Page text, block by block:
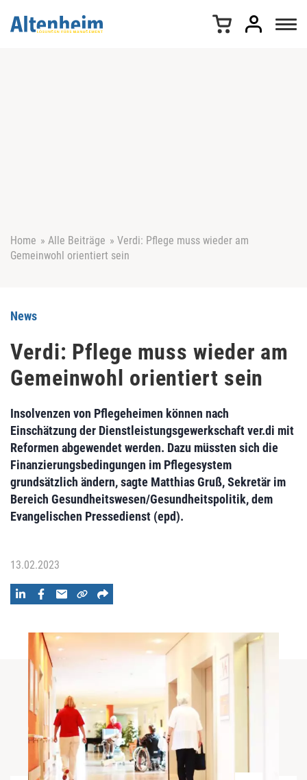
Home » Alle Beiträge » Verdi: Pflege muss wieder am
Gemeinwohl orientiert sein
News
Verdi: Pflege muss wieder am
Gemeinwohl orientiert sein
Insolvenzen von Pflegeheimen können nach
Einschätzung der Dienstleistungsgewerkschaft ver.di mit
Reformen abgewendet werden. Dazu müssten sich die
Finanzierungsbedingungen im Pflegesystem
grundsätzlich ändern, sagte Matthias Gruß, Sekretär im
Bereich Gesundheitswesen/Gesundheitspolitik, dem
Evangelischen Pressedienst (epd).
13.02.2023